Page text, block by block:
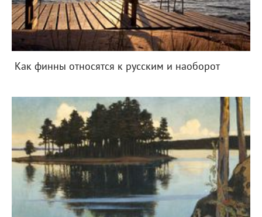
Как финны относятся к русским и наоборот